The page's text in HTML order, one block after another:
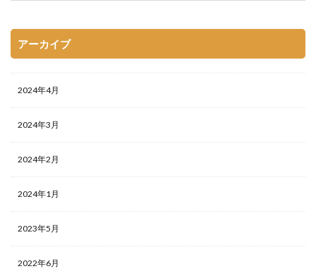
アーカイブ
2024年4月
2024年3月
2024年2月
2024年1月
2023年5月
2022年6月